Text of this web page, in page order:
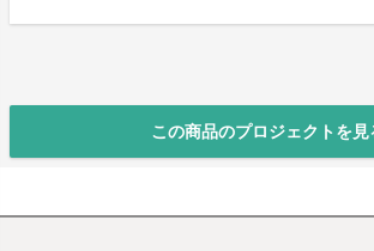
この商品のプロジェクトを見